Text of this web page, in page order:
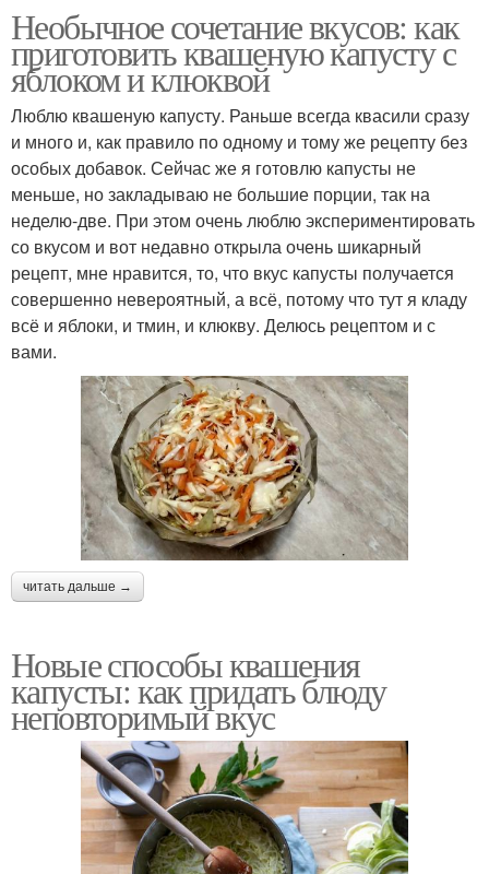
Необычное сочетание вкусов: как
приготовить квашеную капусту с
яблоком и клюквой
Люблю квашеную капусту. Раньше всегда квасили сразу
и много и, как правило по одному и тому же рецепту без
особых добавок. Сейчас же я готовлю капусты не
меньше, но закладываю не большие порции, так на
неделю-две. При этом очень люблю экспериментировать
со вкусом и вот недавно открыла очень шикарный
рецепт, мне нравится, то, что вкус капусты получается
совершенно невероятный, а всё, потому что тут я кладу
всё и яблоки, и тмин, и клюкву. Делюсь рецептом и с
вами.
читать дальше →
Новые способы квашения
капусты: как придать блюду
неповторимый вкус